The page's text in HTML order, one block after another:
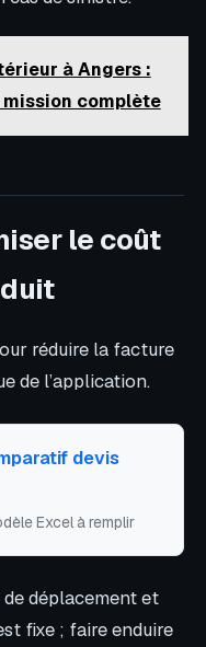
à Angers :
complète
le coût
réduire la facture
de l’application.
devis
Excel à remplir
déplacement et
fixe ; faire enduire